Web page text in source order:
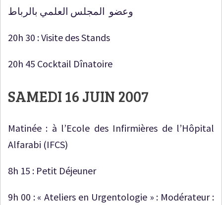
وعضو المجلس العلمي بالرباط
20h 30 : Visite des Stands
20h 45 Cocktail Dînatoire
SAMEDI 16 JUIN 2007
Matinée : à l’Ecole des Infirmières de l’Hôpital
Alfarabi (IFCS)
8h 15 : Petit Déjeuner
9h 00 : « Ateliers en Urgentologie » : Modérateur :